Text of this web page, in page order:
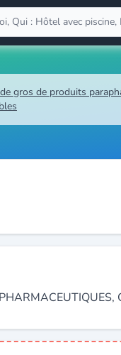
gros de produits